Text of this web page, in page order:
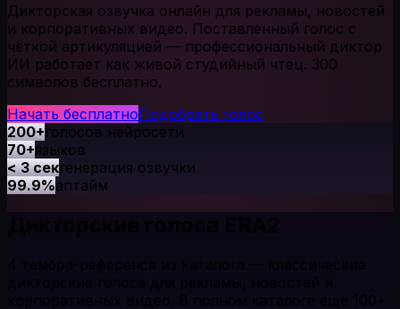
Дикторская озвучка онлайн для рекламы, новостей
и корпоративных видео. Поставленный голос с
чёткой артикуляцией — профессиональный диктор
ИИ работает как живой студийный чтец. 300
символов бесплатно.
Начать бесплатноПодобрать голос
200+голосов нейросети
70+языков
< 3 секгенерация озвучки
99.9%аптайм